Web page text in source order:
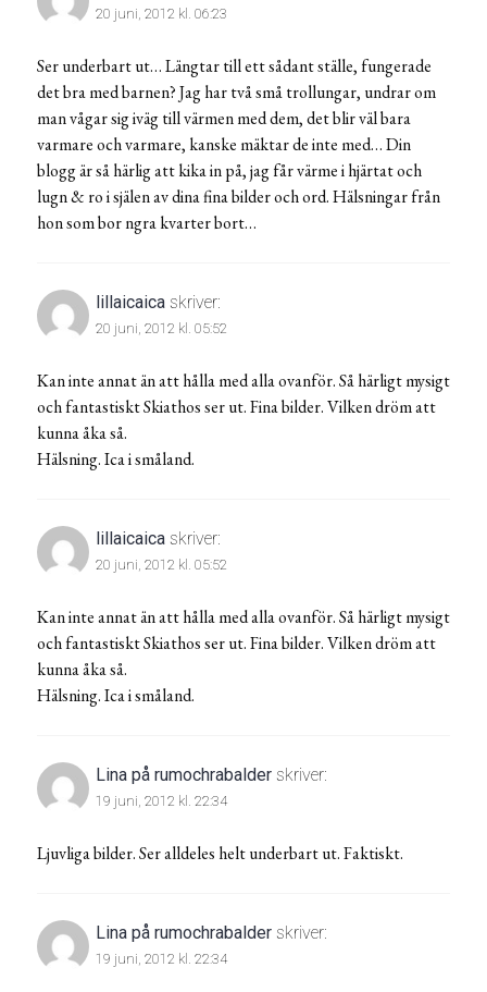
20 juni, 2012 kl. 06:23
Ser underbart ut… Längtar till ett sådant ställe, fungerade
det bra med barnen? Jag har två små trollungar, undrar om
man vågar sig iväg till värmen med dem, det blir väl bara
varmare och varmare, kanske mäktar de inte med… Din
blogg är så härlig att kika in på, jag får värme i hjärtat och
lugn & ro i själen av dina fina bilder och ord. Hälsningar från
hon som bor ngra kvarter bort…
lillaicaica skriver:
20 juni, 2012 kl. 05:52
Kan inte annat än att hålla med alla ovanför. Så härligt mysigt
och fantastiskt Skiathos ser ut. Fina bilder. Vilken dröm att
kunna åka så.
Hälsning. Ica i småland.
lillaicaica skriver:
20 juni, 2012 kl. 05:52
Kan inte annat än att hålla med alla ovanför. Så härligt mysigt
och fantastiskt Skiathos ser ut. Fina bilder. Vilken dröm att
kunna åka så.
Hälsning. Ica i småland.
Lina på rumochrabalder skriver:
19 juni, 2012 kl. 22:34
Ljuvliga bilder. Ser alldeles helt underbart ut. Faktiskt.
Lina på rumochrabalder skriver:
19 juni, 2012 kl. 22:34